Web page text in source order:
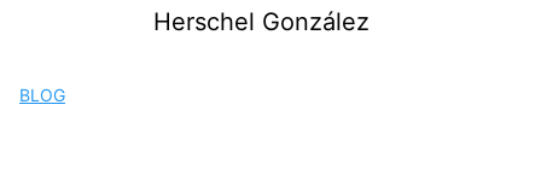
Herschel González
BLOG